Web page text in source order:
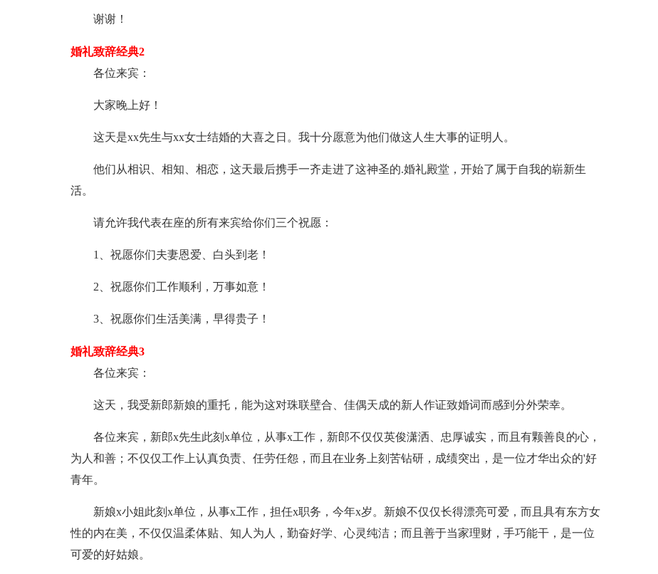
谢谢！
婚礼致辞经典2
各位来宾：
大家晚上好！
这天是xx先生与xx女士结婚的大喜之日。我十分愿意为他们做这人生大事的证明人。
他们从相识、相知、相恋，这天最后携手一齐走进了这神圣的.婚礼殿堂，开始了属于自我的崭新生
活。
请允许我代表在座的所有来宾给你们三个祝愿：
1、祝愿你们夫妻恩爱、白头到老！
2、祝愿你们工作顺利，万事如意！
3、祝愿你们生活美满，早得贵子！
婚礼致辞经典3
各位来宾：
这天，我受新郎新娘的重托，能为这对珠联壁合、佳偶天成的新人作证致婚词而感到分外荣幸。
各位来宾，新郎x先生此刻x单位，从事x工作，新郎不仅仅英俊潇洒、忠厚诚实，而且有颗善良的心，
为人和善；不仅仅工作上认真负责、任劳任怨，而且在业务上刻苦钻研，成绩突出，是一位才华出众的'好
青年。
新娘x小姐此刻x单位，从事x工作，担任x职务，今年x岁。新娘不仅仅长得漂亮可爱，而且具有东方女
性的内在美，不仅仅温柔体贴、知人为人，勤奋好学、心灵纯洁；而且善于当家理财，手巧能干，是一位
可爱的好姑娘。